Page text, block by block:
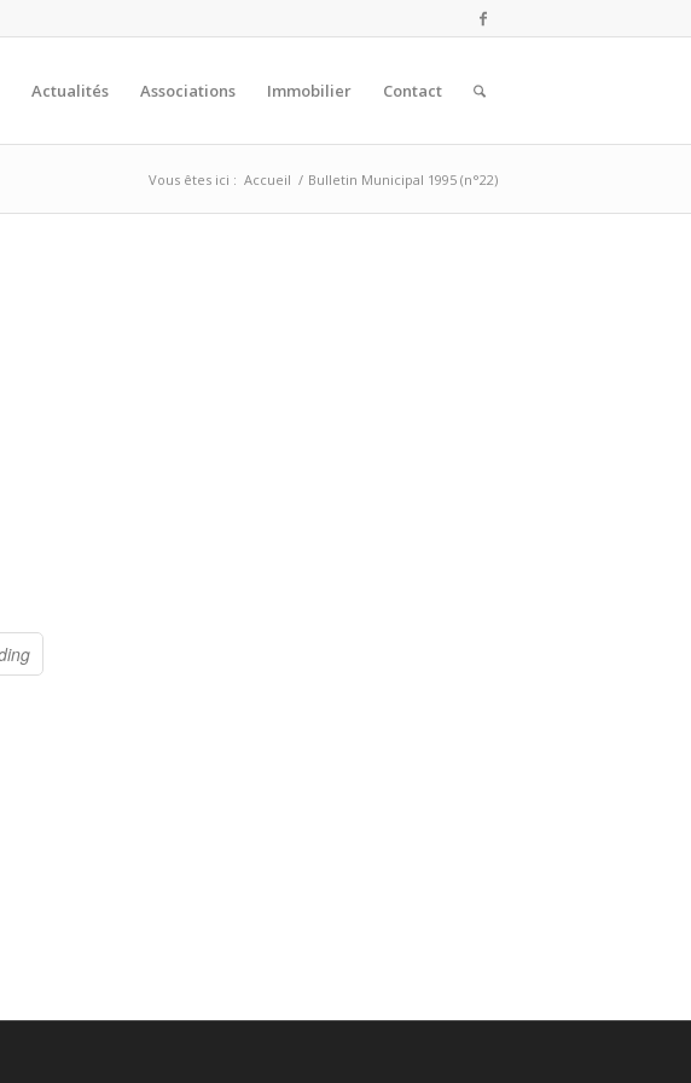
Actualités Associations Immobilier Contact
Vous êtes ici : Accueil / Bulletin Municipal 1995 (n°22)